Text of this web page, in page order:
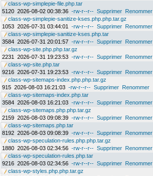
class-wp-simplepie-file.php.tar
5120 2026-08-02 00:38:36 -rw-r--r-- Supprimer Renommer
class-wp-simplepie-sanitize-kses.php.php.tar.gz
1053 2026-07-31 03:44:01 -rw-r--r-- Supprimer Renommer
class-wp-simplepie-sanitize-kses.php.tar
3584 2026-07-31 20:01:57 -rw-r--r-- Supprimer Renommer
class-wp-site.php.php.tar.gz
2231
2026-07-31 19:23:53 -rw-r--r-- Supprimer Renommer
class-wp-site.php.tar
9216 2026-07-31 19:23:53 -rw-r--r-- Supprimer Renommer
class-wp-sitemaps-index.php.php.tar.gz
915 2026-08-03 16:21:03 -rw-r--r-- Supprimer Renommer
class-wp-sitemaps-index.php.tar
3584 2026-08-03 16:21:03 -rw-r--r-- Supprimer Renommer
class-wp-sitemaps.php.php.tar.gz
2159 2026-08-03 09:08:39 -rw-r--r-- Supprimer Renommer
class-wp-sitemaps.php.tar
8192 2026-08-03 09:08:39 -rw-r--r-- Supprimer Renommer
class-wp-speculation-rules.php.php.tar.gz
1880 2026-08-03 02:34:56 -rw-r--r-- Supprimer Renommer
class-wp-speculation-rules.php.tar
9216 2026-08-03 02:34:56 -rw-r--r-- Supprimer Renommer
class-wp-styles.php.php.tar.gz